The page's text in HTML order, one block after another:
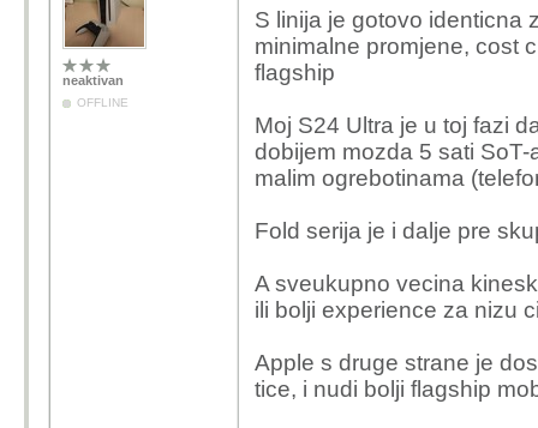
neaktivan
OFFLINE
S linija je gotovo identicna
minimalne promjene, cost
flagship
Moj S24 Ultra je u toj fazi
dobijem mozda 5 sati
malim ogrebotinama
Fold serija je i dalje pre
A sveukupno vecina
ili bolji experience za nizu
Apple s druge strane je
tice, i nudi bolji flagship